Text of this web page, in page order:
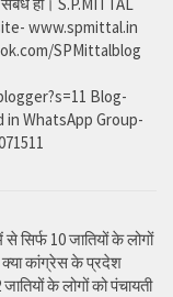
www.spmittal.in
SPMittalblog
Blog-
WhatsApp Group-
सिर्फ 10 जातियों के लोगों
क्या कांग्रेस के प्रदेश
के लोगों को पंचायती